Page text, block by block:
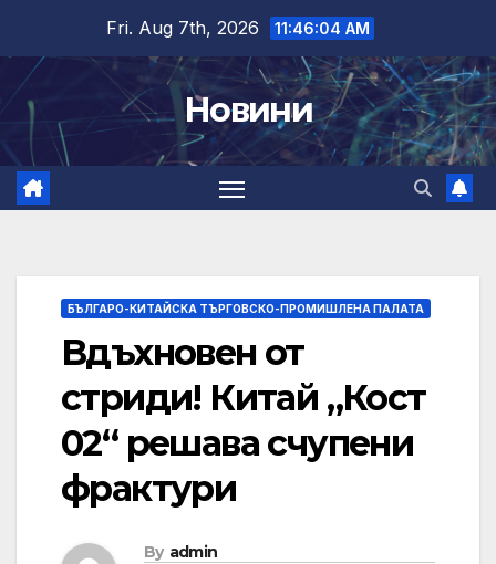
content
Fri. Aug 7th, 2026 11:46:05 AM
Новини
БЪЛГАРО-КИТАЙСКА ТЪРГОВСКО-ПРОМИШЛЕНА ПАЛАТА
Вдъхновен от
стриди! Китай „Кост
02“ решава счупени
фрактури
By admin